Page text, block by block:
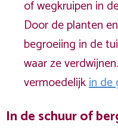
of wegkruipen in
Door de planten en
begroeiing in de
waar ze
vermoedelijkin de
In de schuur of